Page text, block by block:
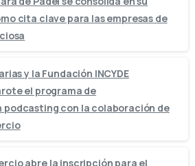
cita clave para las empresas de
y la Fundación INCYDE
el programa de
podcasting con la colaboración de
abre la inscripción para el